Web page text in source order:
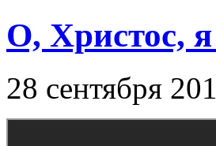
О, Христос,
28 сентября